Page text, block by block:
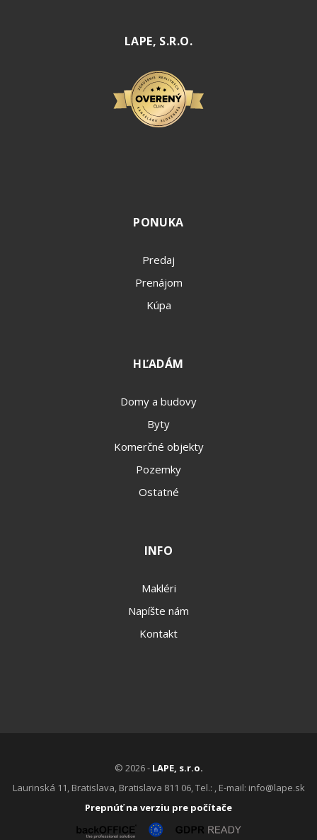
LAPE, S.R.O.
PONUKA
Predaj
Prenájom
Kúpa
HĽADÁM
Domy a budovy
Byty
Komerčné objekty
Pozemky
Ostatné
INFO
Makléri
Napíšte nám
Kontakt
© 2026 - LAPE, s.r.o.
Laurinská 11, Bratislava, Bratislava 811 06, Tel.: , E-mail: info@lape.sk
Prepnúť na verziu pre počítače